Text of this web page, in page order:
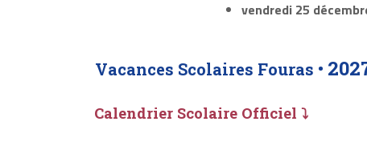
vendredi 25
Vacances Scolaires Fouras •
Calendrier Scolaire Officiel ⤵